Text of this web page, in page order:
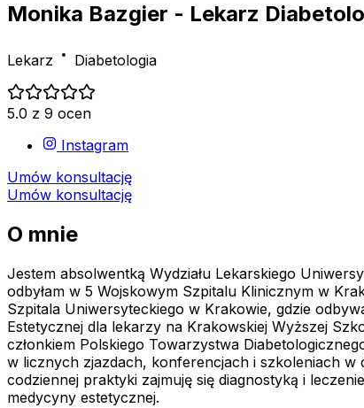
Monika Bazgier - Lekarz
Lekarz Diabetologia
5.0 z 9 ocen
Instagram
Umów konsultację
Umów konsultację
O mnie
Jestem absolwentką Wydziału Lekarskiego
odbyłam w 5 Wojskowym Szpitalu Klinicznym w
Szpitala Uniwersyteckiego w Krakowie, gdzie
Estetycznej dla lekarzy na Krakowskiej Wyższej
członkiem Polskiego Towarzystwa
w licznych zjazdach, konferencjach i szkoleniach w
codziennej praktyki zajmuję się diagnostyką i
medycyny estetycznej.